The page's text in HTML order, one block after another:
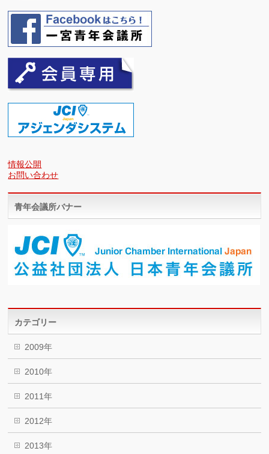
情報公開
お問い合わせ
青年会議所バナー
カテゴリー
2009年
2010年
2011年
2012年
2013年